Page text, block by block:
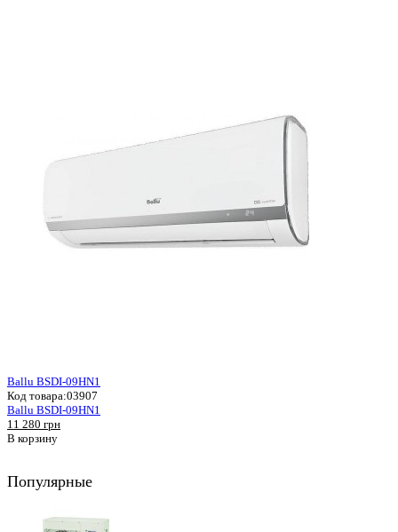
Ballu BSDI-09HN1
Код товара:03907
Ballu BSDI-09HN1
11 280 грн
В корзину
Популярные